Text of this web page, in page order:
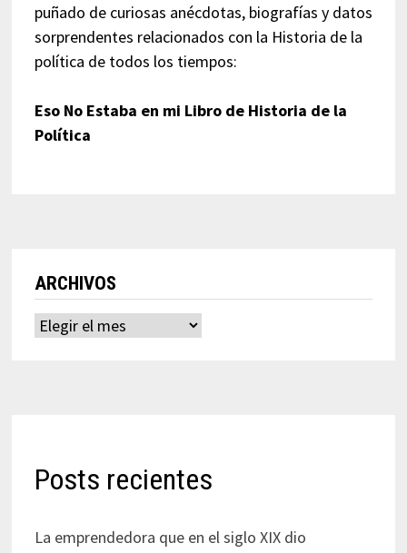
puñado de curiosas anécdotas, biografías y datos
sorprendentes relacionados con la Historia de la
política de todos los tiempos:
Eso No Estaba en mi Libro de Historia de la
Política
ARCHIVOS
Archivos
Posts recientes
La emprendedora que en el siglo XIX dio